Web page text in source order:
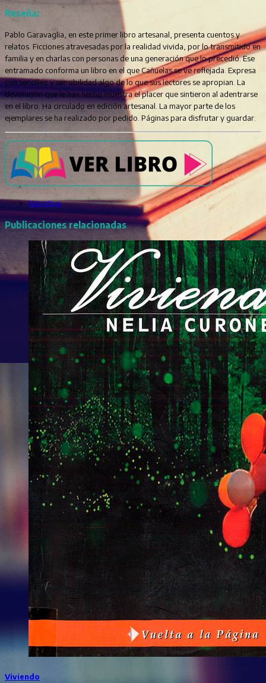
Reseña:
Pablo Garavaglia, en este primer libro artesanal, presenta cuentos y
relatos. Ficciones atravesadas por la realidad vivida, por lo transmitido en
familia y en charlas con personas de una generación que lo precedió. Ese
entramado conforma un libro en el que Cañuelas se ve reflejada. Expresa
con sencillez y sensibilidad algo de lo que sus lectores se apropian. La
devolución que le han hecho muestra el placer que sintieron al adentrarse
en el libro. Ha circulado en edición artesanal. La mayor parte de los
ejemplares se ha realizado por pedido. Páginas para disfrutar y guardar.
Narrativa
Publicaciones relacionadas
Viviendo